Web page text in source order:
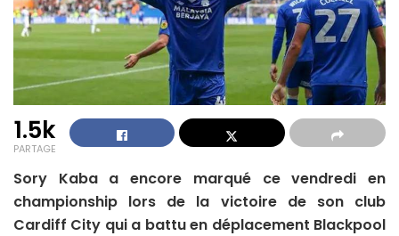
1.5k
PARTAGE
Sory Kaba a encore marqué ce vendredi en
championship lors de la victoire de son club
Cardiff City qui a battu en déplacement Blackpool